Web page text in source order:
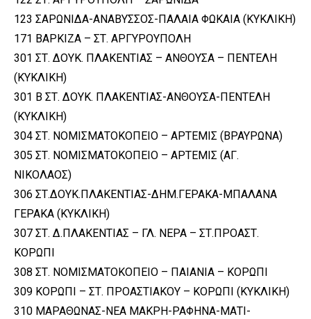
123 ΣΑΡΩΝΙΔΑ-ΑΝΑΒΥΣΣΟΣ-ΠΑΛΑΙΑ ΦΩΚΑΙΑ (ΚΥΚΛΙΚΗ)
171 ΒΑΡΚΙΖΑ – ΣΤ. ΑΡΓΥΡΟΥΠΟΛΗ
301 ΣΤ. ΔΟΥΚ. ΠΛΑΚΕΝΤΙΑΣ – ΑΝΘΟΥΣΑ – ΠΕΝΤΕΛΗ
(ΚΥΚΛΙΚΗ)
301 Β ΣΤ. ΔΟΥΚ. ΠΛΑΚΕΝΤΙΑΣ-ΑΝΘΟΥΣΑ-ΠΕΝΤΕΛΗ
(ΚΥΚΛΙΚΗ)
304 ΣΤ. ΝΟΜΙΣΜΑΤΟΚΟΠΕΙΟ – ΑΡΤΕΜΙΣ (ΒΡΑΥΡΩΝΑ)
305 ΣΤ. ΝΟΜΙΣΜΑΤΟΚΟΠΕΙΟ – ΑΡΤΕΜΙΣ (ΑΓ.
ΝΙΚΟΛΑΟΣ)
306 ΣΤ.ΔΟΥΚ.ΠΛΑΚΕΝΤΙΑΣ-ΔΗΜ.ΓΕΡΑΚΑ-ΜΠΑΛΑΝΑ
ΓΕΡΑΚΑ (ΚΥΚΛΙΚΗ)
307 ΣΤ. Δ.ΠΛΑΚΕΝΤΙΑΣ – ΓΛ. ΝΕΡΑ – ΣΤ.ΠΡΟΑΣΤ.
ΚΟΡΩΠΙ
308 ΣΤ. ΝΟΜΙΣΜΑΤΟΚΟΠΕΙΟ – ΠΑΙΑΝΙΑ – ΚΟΡΩΠΙ
309 ΚΟΡΩΠΙ – ΣΤ. ΠΡΟΑΣΤΙΑΚΟΥ – ΚΟΡΩΠΙ (ΚΥΚΛΙΚΗ)
310 ΜΑΡΑΘΩΝΑΣ-ΝΕΑ ΜΑΚΡΗ-ΡΑΦΗΝΑ-ΜΑΤΙ-